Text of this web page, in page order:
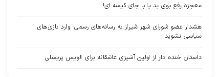
معجزه رفع بوی بد پا با چای کیسه ای!
هشدار عضو شورای شهر شیراز به رسانه‌های رسمی: وارد بازی‌های
سیاسی نشوید
داستان خنده دار از اولین آشپزی عاشقانه برای الویس پریسلی